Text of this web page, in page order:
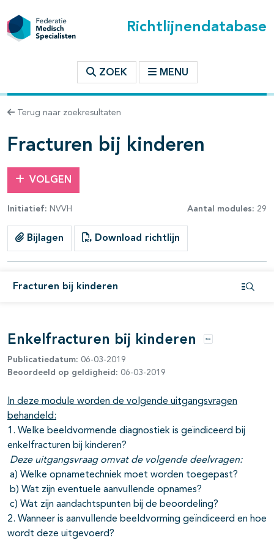
Richtlijnendatabase
ZOEK MENU
Terug naar zoekresultaten
Fracturen bij kinderen
VOLGEN
Initiatief: NVVH Aantal modules: 29
Bijlagen Download richtlijn
Fracturen bij kinderen
binnen deze richtlijn
open- en dichtklappen
open- en dichtklappen
open- en dichtklappen
open- en dichtklappen
open- en dichtklappen
open- en dichtklappen
Enkelfracturen bij kinderen Opties
Publicatiedatum: 06-03-2019
Beoordeeld op geldigheid: 06-03-2019
In deze module worden de volgende uitgangsvragen
behandeld:
1. Welke beeldvormende diagnostiek is geïndiceerd bij
enkelfracturen bij kinderen?
Deze uitgangsvraag omvat de volgende deelvragen:
a) Welke opnametechniek moet worden toegepast?
b) Wat zijn eventuele aanvullende opnames?
c) Wat zijn aandachtspunten bij de beoordeling?
2. Wanneer is aanvullende beeldvorming geïndiceerd en hoe
wordt deze uitgevoerd?